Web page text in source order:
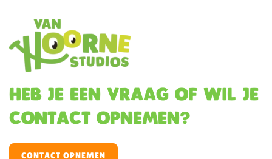
Heb je een vraag of wil je
contact opnemen?
CONTACT OPNEMEN